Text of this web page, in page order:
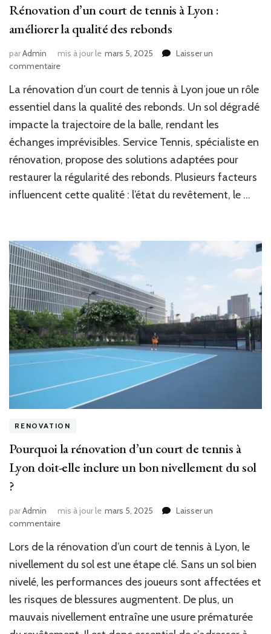
Rénovation d’un court de tennis à Lyon :
améliorer la qualité des rebonds
parAdmin mis à jour le mars 5, 2025
Laisser un
commentairesur
d’un
court
tennis
à
:
améliorer
la
La rénovation d’un court de tennis à Lyon joue un rôle
essentiel dans la qualité des rebonds. Un sol dégradé
impacte la trajectoire de la balle, rendant les
échanges imprévisibles. Service Tennis, spécialiste en
rénovation, propose des solutions adaptées pour
restaurer la régularité des rebonds. Plusieurs facteurs
influencent cette qualité : l’état du revêtement, le …
RENOVATION
Pourquoi la rénovation d’un court de tennis à
Lyon doit-elle inclure un bon nivellement du sol
?
parAdmin mis à jour le mars 5, 2025
Laisser un
commentairesur
la
rénovation
court
de
tennis
Lors de la rénovation d’un court de tennis à Lyon, le
nivellement du sol est une étape clé. Sans un sol bien
nivelé, les performances des joueurs sont affectées et
les risques de blessures augmentent. De plus, un
mauvais nivellement entraîne une usure prématurée